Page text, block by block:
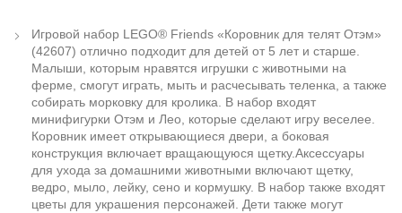
Игровой набор LEGO® Friends «Коровник для телят Отэм»
(42607) отлично подходит для детей от 5 лет и старше.
Малыши, которым нравятся игрушки с животными на
ферме, смогут играть, мыть и расчесывать теленка, а также
собирать морковку для кролика. В набор входят
минифигурки Отэм и Лео, которые сделают игру веселее.
Коровник имеет открывающиеся двери, а боковая
конструкция включает вращающуюся щетку.Аксессуары
для ухода за домашними животными включают щетку,
ведро, мыло, лейку, сено и кормушку. В набор также входят
цветы для украшения персонажей. Дети также могут